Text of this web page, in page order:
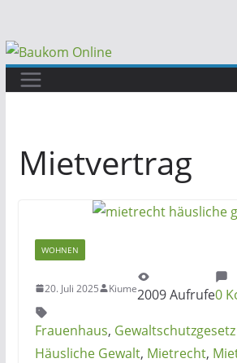
Inhalt
springen
Mietvertrag
WOHNEN
20. Juli 2025 Kiume2009 Aufrufe0
Frauenhaus, Gewaltschutzgesetz
Häusliche Gewalt, Mietrecht,